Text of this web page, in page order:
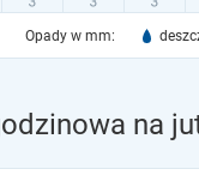
Opady w mm:
na